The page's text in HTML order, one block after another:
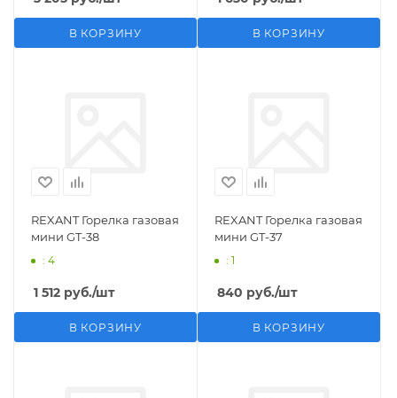
В КОРЗИНУ В КОРЗИНУ
REXANT Горелка газовая
мини GT-38
: 4
1 512 руб./шт
В КОРЗИНУ
REXANT Горелка газовая
мини GT-37
: 1
840 руб./шт
В КОРЗИНУ